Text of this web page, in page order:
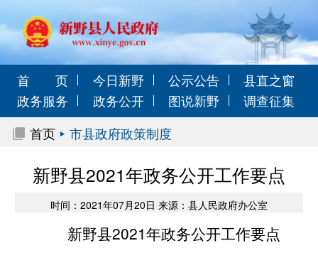
首 页 今日新野 公示公告
县直之窗
政务服务
政务公开 图说新野
调查征集
首页
市县政府政策制度
新野县2021年政务公开工作要点
时间：2021年07月20日 来源：县人民政府办公室
新野县2021年政务公开工作要点